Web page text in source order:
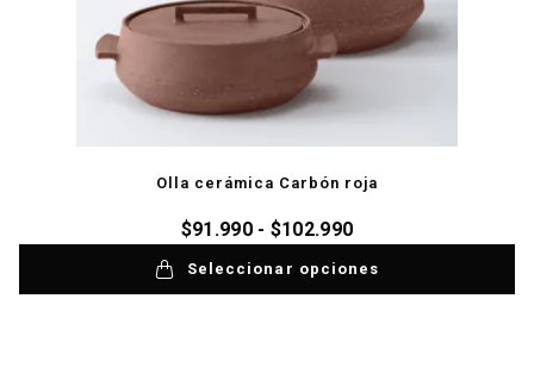
Olla cerámica Carbón roja
$91.990 - $102.990
Seleccionar opciones